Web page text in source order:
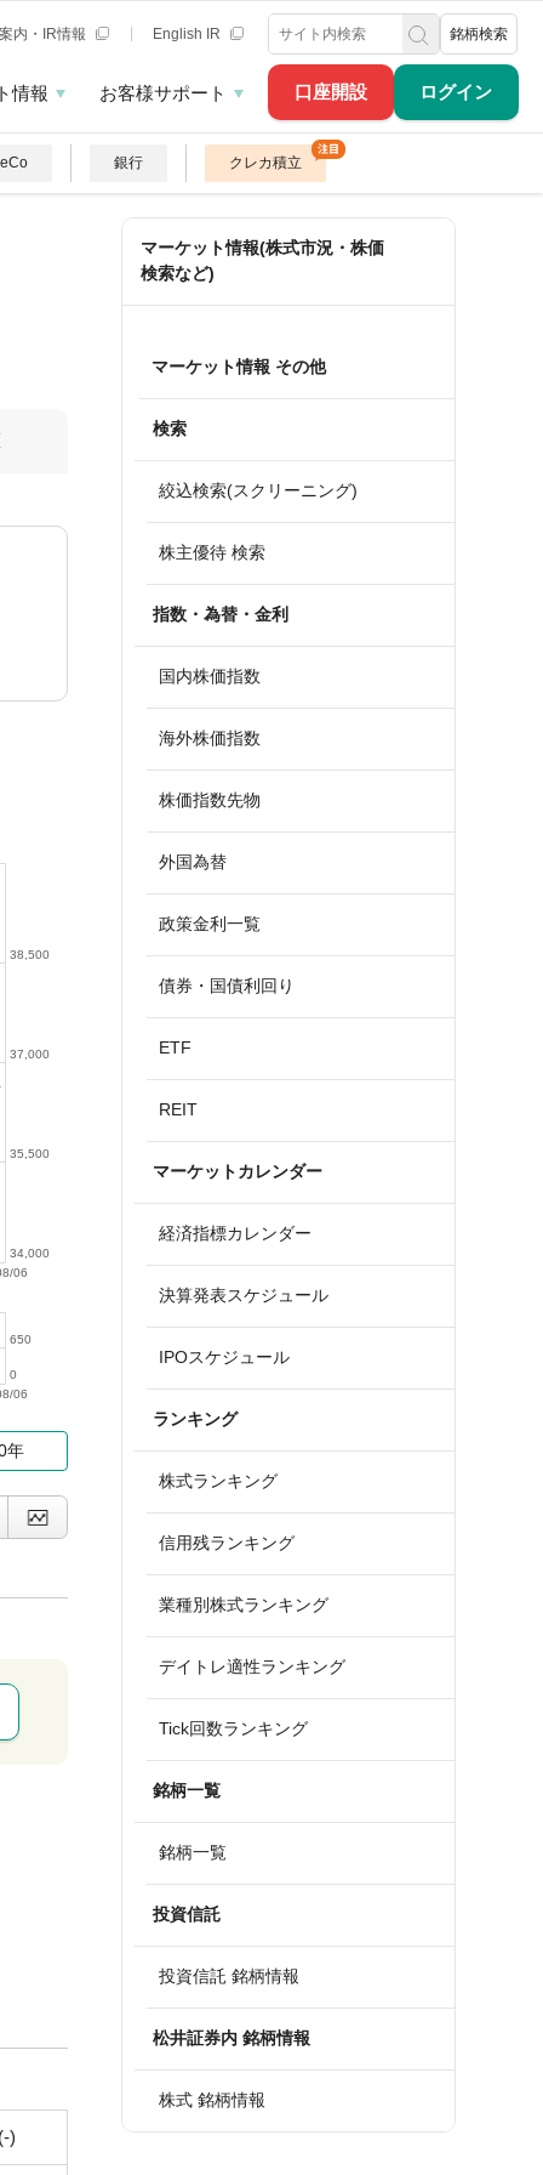
口座開設 ログイン
内・IR情報 English IR 銘柄検索
情報 お客様サポート
銀行 クレカ積立
06
34,000
35,500
37,000
38,500
06
0
650
年
)
マーケット情報(株式市況・株価
検索など)
マーケット情報 その他
検索
絞込検索(スクリーニング)
株主優待 検索
指数・為替・金利
国内株価指数
海外株価指数
株価指数先物
外国為替
政策金利一覧
債券・国債利回り
ETF
REIT
マーケットカレンダー
経済指標カレンダー
決算発表スケジュール
IPOスケジュール
ランキング
株式ランキング
信用残ランキング
業種別株式ランキング
デイトレ適性ランキング
Tick回数ランキング
銘柄一覧
銘柄一覧
投資信託
投資信託 銘柄情報
松井証券内 銘柄情報
株式 銘柄情報